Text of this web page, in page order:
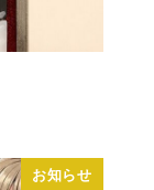
お知らせ